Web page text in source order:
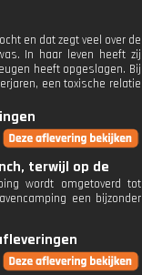
en dat zegt veel over de
In haar leven heeft zij
heeft opgeslagen. Bij
een toxische relatie
terwijl op de
wordt omgetoverd tot
een bijzonder